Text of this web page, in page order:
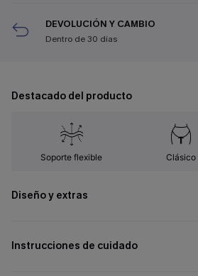
DEVOLUCIÓN Y CAMBIO
Dentro de 30 días
Destacado del producto
Soporte flexible Clásico
Diseño y extras
Instrucciones de cuidado